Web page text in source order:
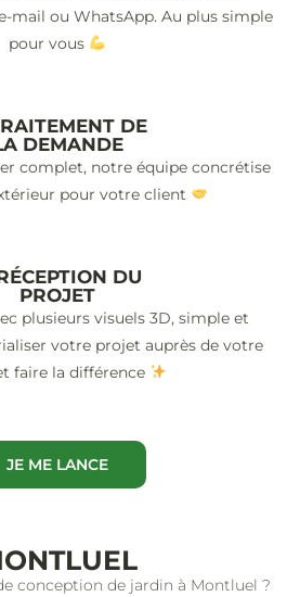
mail ou WhatsApp. Au plus simple
pour vous
DE
DEMANDE
complet, notre équipe concrétise
pour votre client
DU
PROJET
plusieurs visuels 3D, simple et
votre projet auprès de votre
faire la différence
JE ME LANCE
conception de jardin à Montluel ?